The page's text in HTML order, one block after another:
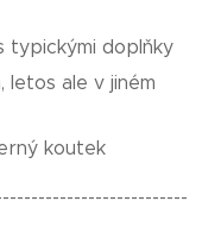
typickými doplňky
letos ale v jiném
koutek